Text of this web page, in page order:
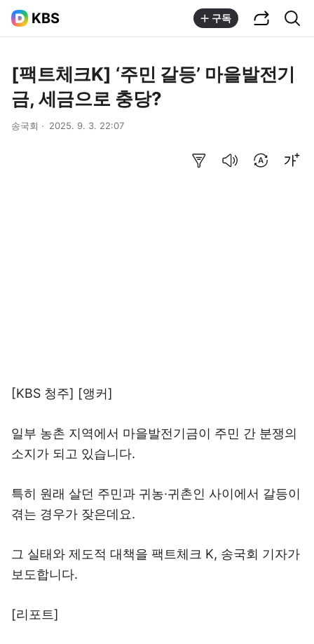
KBS 구독
[팩트체크K] ‘주민 갈등’ 마을발전기
금, 세금으로 충당?
송국회 2025. 9. 3. 22:07
[KBS 청주] [앵커]
일부 농촌 지역에서 마을발전기금이 주민 간 분쟁의
소지가 되고 있습니다.
특히 원래 살던 주민과 귀농·귀촌인 사이에서 갈등이
겪는 경우가 잦은데요.
그 실태와 제도적 대책을 팩트체크 K, 송국회 기자가
보도합니다.
[리포트]